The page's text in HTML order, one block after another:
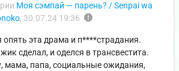
Моя сэмпай — парень? / Senpai wa
, 30.07.24 19:36 report
эта драма и п****страдания.
сделал, и оделся в трансвестита.
мама, папа, социальные ожидания,